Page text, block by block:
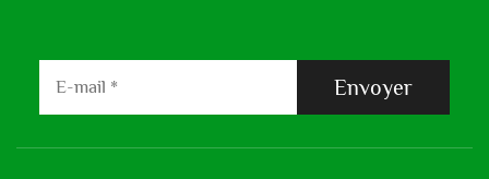
Envoyer